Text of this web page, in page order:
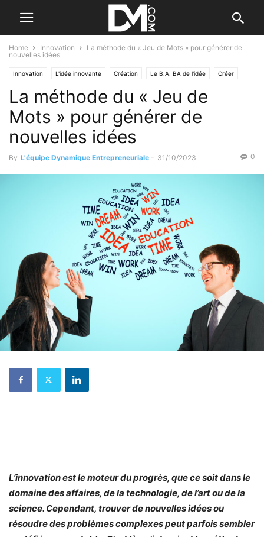
Home Innovation
La méthode du « Jeu de Mots » pour générer de
nouvelles idées
Innovation L'idée innovante Création Le B.A. BA de l'idée Créer
Le B.A. BA de la stratégie Trouver votre idée
La méthode du « Jeu de
Mots » pour générer de
nouvelles idées
By L'équipe Dynamique Entrepreneuriale - 31/10/2023 0
L’innovation est le moteur du progrès, que ce soit dans le
domaine des affaires, de la technologie, de l’art ou de la
science. Cependant, trouver de nouvelles idées ou
résoudre des problèmes complexes peut parfois sembler